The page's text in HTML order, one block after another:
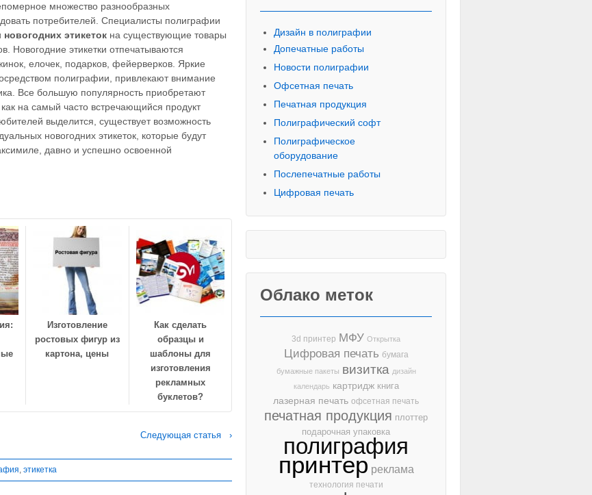
множество разнообразных
потребителей. Специалисты полиграфии
новогодних этикеток на существующие товары
Новогодние этикетки отпечатываются
елочек, подарков, фейерверков. Яркие
полиграфии, привлекают внимание
Все большую популярность приобретают
, как на самый часто встречающийся продукт
выделится, существует возможность
новогодних этикеток, которые будут
давно и успешно освоенной
Изготовление
ростовых фигур из
картона, цены
Как сделать
образцы и
шаблоны для
изготовления
рекламных
буклетов?
Следующая статья ›
, этикетка
Дизайн в полиграфии
Допечатные работы
Новости полиграфии
Офсетная печать
Печатная продукция
Полиграфический софт
Полиграфическое
оборудование
Послепечатные работы
Цифровая печать
Облако меток
3d принтер МФУ Открытка
Цифровая печать бумага
бумажные пакеты визитка дизайн
календарь картридж книга
лазерная печать офсетная печать
печатная продукция плоттер
подарочная упаковка
полиграфия
принтер реклама
технология печати